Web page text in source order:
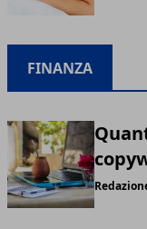
FINANZA